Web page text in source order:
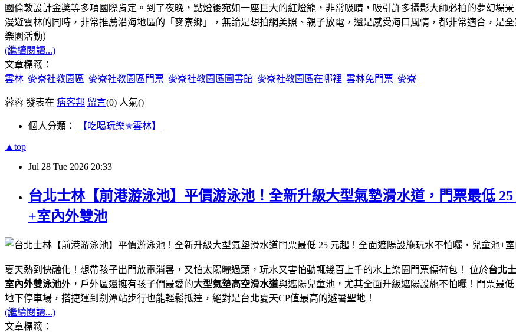
國倫敦設計金獎等多項國際肯定。到了夜晚，點燈後宛如一座巨大的紅燈籠，非常吸睛，吸引許多攝影大師必拍的夢幻場
漫遊雲林的同時，非常推薦沿海地區的「麥寮鄉」，無論是想拍網美照、親子放電，還是感受海口風情，都非常適合，是
樂園活動）
(繼續閱讀...)
文章標籤：
雲林 麥寮社教園區 麥寮社教園區門票 麥寮社教園區圖書館 麥寮社教園區在哪裡 雲林免門票 麥寮
蓉蓉 發表在 痞客邦 留言(0) 人氣()
個人分類： 【吃喝玩樂✭雲林】
▲top
Jul 28 Tue 2026 20:33
台北士林【前港游泳池】平價游泳池！全新升級大型氣墊滑水道，門票最低
+室內外雙池
夏天熱到快融化！想帶孩子出門放電消暑，又怕太陽曬過頭，玩水又害怕動輒幾百上千的水上樂園門票傷荷包！ 位於台北
室內外雙泳池外，戶外區還擁有孩子們最愛的大型氣墊高空滑水道與遮陽兒童池，尤其全面升級遮陽設施不怕曬！門票最
地下停車場，搭捷運到劍潭站步行也能輕鬆抵達，絕對是台北夏天CP值最高的避暑聖地！
(繼續閱讀...)
文章標籤：